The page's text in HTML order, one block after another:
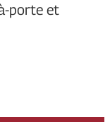
porte et